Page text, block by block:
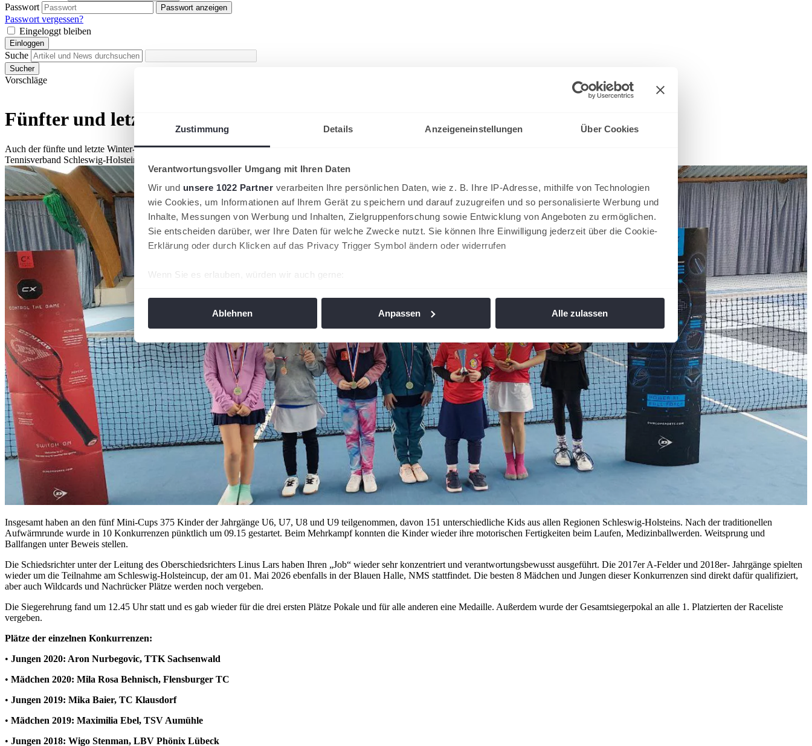
Zustimmung Details Anzeigeneinstellungen Über Cookies
Verantwortungsvoller Umgang mit Ihren Daten
Wir und unsere 1022 Partner verarbeiten Ihre persönlichen Daten, wie z. B. Ihre IP-Adresse, mithilfe von Technologien
wie Cookies, um Informationen auf Ihrem Gerät zu speichern und darauf zuzugreifen und so personalisierte Werbung und
Inhalte, Messungen von Werbung und Inhalten, Zielgruppenforschung sowie Entwicklung von Angeboten zu ermöglichen.
Sie entscheiden darüber, wer Ihre Daten für welche Zwecke nutzt. Sie können Ihre Einwilligung jederzeit über die Cookie-
Erklärung oder durch Klicken auf das Privacy Trigger Symbol ändern oder widerrufen
Wenn Sie es erlauben, würden wir auch gerne:
Wir verwenden Cookies, um Inhalte und Anzeigen zu personalisieren, Funktionen für soziale Medien anbieten zu können
und die Zugriffe auf unsere Website zu analysieren. Außerdem geben wir Informationen zu Ihrer Verwendung unserer
Website an unsere Partner für soziale Medien, Werbung und Analysen weiter. Unsere Partner führen diese Informationen
möglicherweise mit weiteren Daten zusammen, die Sie ihnen bereitgestellt haben oder die sie im Rahmen Ihrer Nutzung
der Dienste gesammelt haben. Die
Cookie-Einstellungenkönnen jederzeit über den Link im Footer aufgerufen und
angepasst werden.
Ablehnen Anpassen Alle zulassen
Passwort
Passwort anzeigen
Passwort vergessen?
Eingeloggt bleiben
Einloggen
Suche
Sucher
Vorschläge
Fünfter und letzter Mini-Cup der Wintersaison 2025/26 des TVSH!
Auch der fünfte und letzte Winter-Mini-Cup in der blauen Halle in Neumünster war wieder ein sehr gut besuchtes Turnier mit 69 Teilnehmern.
Tennisverband Schleswig-Holstein
Insgesamt haben an den fünf Mini-Cups 375 Kinder der Jahrgänge U6, U7, U8 und U9 teilgenommen, davon 151 unterschiedliche Kids aus allen Regionen Schleswig-Holsteins. Nach der traditionellen
Aufwärmrunde wurde in 10 Konkurrenzen pünktlich um 09.15 gestartet. Beim Mehrkampf konnten die Kinder wieder ihre motorischen Fertigkeiten beim Laufen, Medizinballwerden. Weitsprung und
Ballfangen unter Beweis stellen.
Die Schiedsrichter unter der Leitung des Oberschiedsrichters Linus Lars haben Ihren „Job“ wieder sehr konzentriert und verantwortungsbewusst ausgeführt. Die 2017er A-Felder und 2018er- Jahrgänge spielten
wieder um die Teilnahme am Schleswig-Holsteincup, der am 01. Mai 2026 ebenfalls in der Blauen Halle, NMS stattfindet. Die besten 8 Mädchen und Jungen dieser Konkurrenzen sind direkt dafür qualifiziert,
aber auch Wildcards und Nachrücker Plätze werden noch vergeben.
Die Siegerehrung fand um 12.45 Uhr statt und es gab wieder für die drei ersten Plätze Pokale und für alle anderen eine Medaille. Außerdem wurde der Gesamtsiegerpokal an alle 1. Platzierten der Raceliste
vergeben.
Plätze der einzelnen Konkurrenzen:
• Jungen 2020: Aron Nurbegovic, TTK Sachsenwald
• Mädchen 2020: Mila Rosa Behnisch, Flensburger TC
• Jungen 2019: Mika Baier, TC Klausdorf
• Mädchen 2019: Maximilia Ebel, TSV Aumühle
• Jungen 2018: Wigo Stenman, LBV Phönix Lübeck